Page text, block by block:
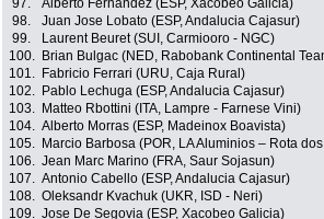
97.
Alberto Fernandez (ESP, Xacobeo Galicia)
98.
Juan Jose Lobato (ESP, Andalucia Cajasur)
99.
Laurent Beuret (SUI, Carmiooro - NGC)
100.
Brian Bulgac (NED, Rabobank Continental
101.
Fabricio Ferrari (URU, Caja Rural)
102.
Pablo Lechuga (ESP, Andalucia Cajasur)
103.
Matteo Rbottini (ITA, Lampre - Farnese Vini)
104. Alberto Morras (ESP, Madeinox Boavista)
105.
Marcio Barbosa (POR, LA Aluminios – Rota
106. Jean Marc Marino (FRA, Saur Sojasun)
107. Antonio Cabello (ESP, Andalucia Cajasur)
108. Oleksandr Kvachuk (UKR, ISD - Neri)
109. Jose De Segovia (ESP, Xacobeo Galicia)